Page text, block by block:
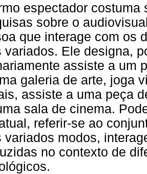
espectador
sobre o
que interage com os
variados. Ele designa,
assiste a um
galeria de arte, joga
assiste a uma peça
sala de cinema.
referir-se ao
variados modos,
no contexto de